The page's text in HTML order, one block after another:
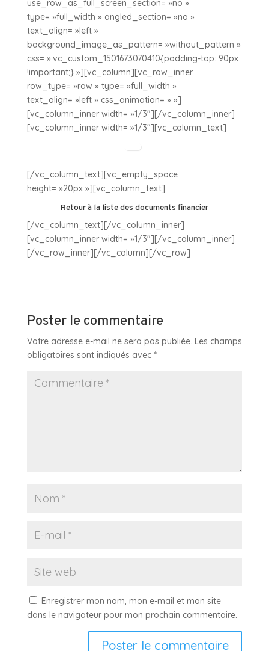
use_row_as_full_screen_section= »no »
type= »full_width » angled_section= »no »
text_align= »left »
background_image_as_pattern= »without_pattern »
css= ».vc_custom_1501673070410{padding-top: 90px
!important;} »][vc_column][vc_row_inner
row_type= »row » type= »full_width »
text_align= »left » css_animation= » »]
[vc_column_inner width= »1/3″][/vc_column_inner]
[vc_column_inner width= »1/3″][vc_column_text]
[/vc_column_text][vc_empty_space
height= »20px »][vc_column_text]
Retour à la liste des documents financier
[/vc_column_text][/vc_column_inner]
[vc_column_inner width= »1/3″][/vc_column_inner]
[/vc_row_inner][/vc_column][/vc_row]
Poster le commentaire
Votre adresse e-mail ne sera pas publiée. Les champs
obligatoires sont indiqués avec *
Enregistrer mon nom, mon e-mail et mon site
dans le navigateur pour mon prochain commentaire.